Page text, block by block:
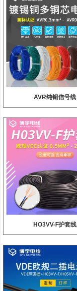
AVR纯铜信号线
HO3VV-F护套线